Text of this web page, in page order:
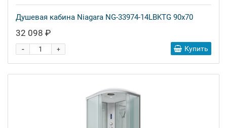
Душевая кабина Niagara NG-33974-14LBKTG 90x70
32 098 ₽
+
- Купить